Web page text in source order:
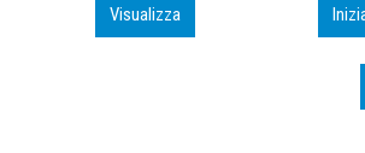
Inizia a Personalizzare